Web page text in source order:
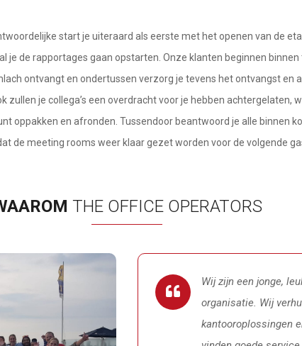
start je uiteraard als eerste met het openen van de
je de rapportages gaan opstarten. Onze klanten beginnen binnen
ontvangt en ondertussen verzorg je tevens het ontvangst en
zullen je collega’s een overdracht voor je hebben achtergelaten,
oppakken en afronden. Tussendoor beantwoord je alle binnen
de meeting rooms weer klaar gezet worden voor de volgende
THE OFFICE OPERATORS
Wij zijn een jonge,
organisatie. Wij
kantooroplossingen